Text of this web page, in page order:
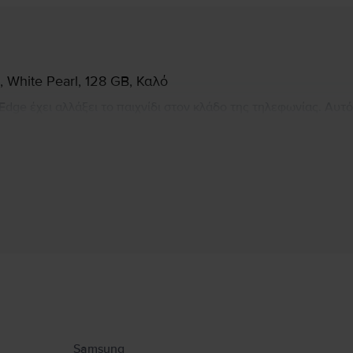
Pearl, 128 GB, Καλό
Samsung